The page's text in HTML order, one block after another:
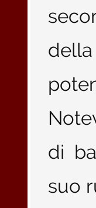
di
suo